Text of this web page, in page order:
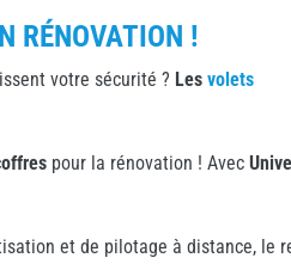
RÉNOVATION !
votre sécurité ? Lesvolets
pour la rénovation ! Avec
et de pilotage à distance, le